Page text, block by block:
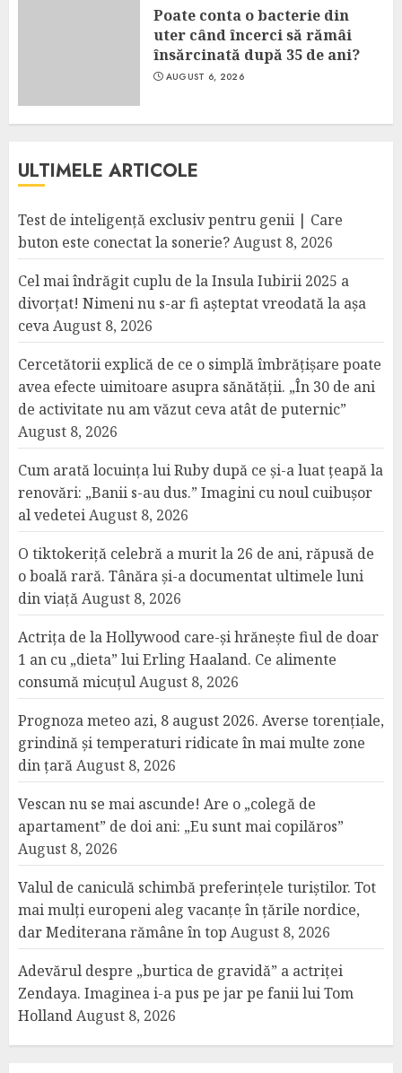
Poate conta o bacterie din
uter când încerci să rămâi
însărcinată după 35 de ani?
AUGUST 6, 2026
ULTIMELE ARTICOLE
Test de inteligență exclusiv pentru genii | Care
buton este conectat la sonerie?August 8, 2026
Cel mai îndrăgit cuplu de la Insula Iubirii 2025 a
divorțat! Nimeni nu s-ar fi așteptat vreodată la așa
cevaAugust 8, 2026
Cercetătorii explică de ce o simplă îmbrățișare poate
avea efecte uimitoare asupra sănătății. „În 30 de ani
de activitate nu am văzut ceva atât de puternic”
August 8, 2026
Cum arată locuința lui Ruby după ce și-a luat țeapă la
renovări: „Banii s-au dus.” Imagini cu noul cuibușor
al vedeteiAugust 8, 2026
O tiktokeriță celebră a murit la 26 de ani, răpusă de
o boală rară. Tânăra și-a documentat ultimele luni
din viațăAugust 8, 2026
Actrița de la Hollywood care-și hrănește fiul de doar
1 an cu „dieta” lui Erling Haaland. Ce alimente
consumă micuțulAugust 8, 2026
Prognoza meteo azi, 8 august 2026. Averse torențiale,
grindină și temperaturi ridicate în mai multe zone
din țarăAugust 8, 2026
Vescan nu se mai ascunde! Are o „colegă de
apartament” de doi ani: „Eu sunt mai copilăros”
August 8, 2026
Valul de caniculă schimbă preferințele turiștilor. Tot
mai mulți europeni aleg vacanțe în țările nordice,
dar Mediterana rămâne în top August 8, 2026
Adevărul despre „burtica de gravidă” a actriței
Zendaya. Imaginea i-a pus pe jar pe fanii lui Tom
HollandAugust 8, 2026